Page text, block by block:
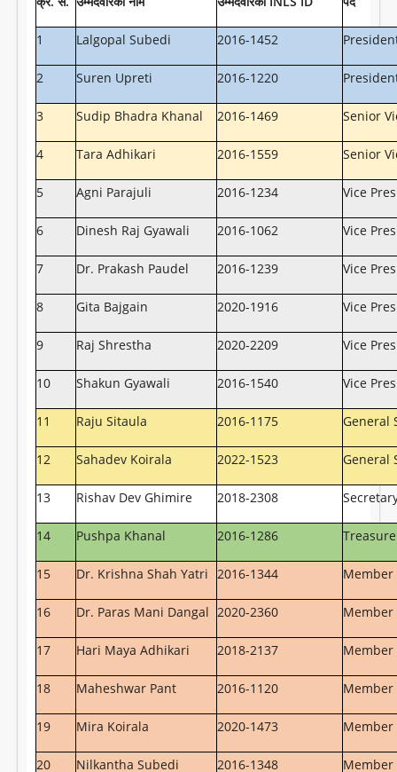
1 Lalgopal Subedi 2016-1452
2 Suren Upreti 2016-1220
3 Sudip Bhadra Khanal 2016-1469 Senior
4 Tara Adhikari 2016-1559 Senior
5 Agni Parajuli 2016-1234 Vice
6 Dinesh Raj Gyawali 2016-1062 Vice
7 Dr. Prakash Paudel 2016-1239 Vice
8 Gita Bajgain 2020-1916 Vice
9 Raj Shrestha 2020-2209 Vice
10 Shakun Gyawali 2016-1540 Vice
11 Raju Sitaula 2016-1175 General
12 Sahadev Koirala 2022-1523 General
13 Rishav Dev Ghimire 2018-2308
14 Pushpa Khanal 2016-1286
15 Dr. Krishna Shah Yatri 2016-1344 Member
16 Dr. Paras Mani Dangal 2020-2360 Member
17 Hari Maya Adhikari 2018-2137 Member
18 Maheshwar Pant 2016-1120 Member
19 Mira Koirala 2020-1473 Member
20 Nilkantha Subedi 2016-1348 Member